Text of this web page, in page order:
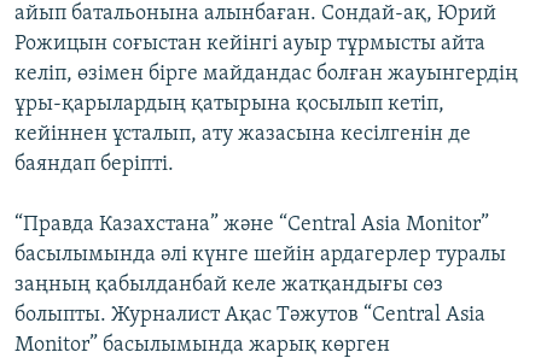
айып батальонына алынбаған. Сондай-ақ, Юрий
Рожицын соғыстан кейінгі ауыр тұрмысты айта
келіп, өзімен бірге майдандас болған жауынгердің
ұры-қарылардың қатырына қосылып кетіп,
кейіннен ұсталып, ату жазасына кесілгенін де
баяндап беріпті.
“Правда Казахстана” және “Central Asiа Monitor”
басылымында әлі күнге шейін ардагерлер туралы
заңның қабылданбай келе жатқандығы сөз
болыпты. Журналист Ақас Тәжутов “Central Asiа
Monitor” басылымында жарық көрген